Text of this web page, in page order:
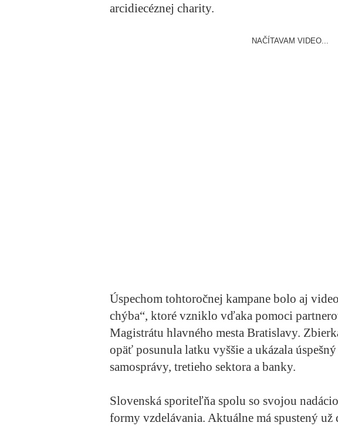
arcidiecéznej charity.
NAČÍTAVAM VIDEO...
Úspechom tohtoročnej kampane bolo aj
chýba“, ktoré vzniklo vďaka pomoci
Magistrátu hlavného mesta Bratislavy.
opäť posunula latku vyššie a ukázala
samosprávy, tretieho sektora a banky.
Slovenská sporiteľňa spolu so svojou
formy vzdelávania. Aktuálne má spustený